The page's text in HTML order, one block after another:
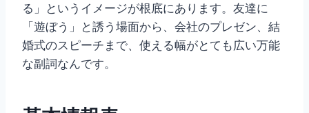
る」というイメージが根底にあります。友達に
「遊ぼう」と誘う場面から、会社のプレゼン、結
婚式のスピーチまで、使える幅がとても広い万能
な副詞なんです。